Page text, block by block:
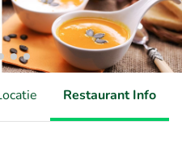
Restaurant Info